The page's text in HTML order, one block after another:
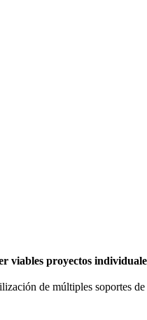
viables proyectos
de múltiples